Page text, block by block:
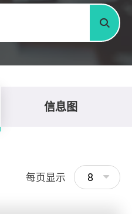
搜寻
信息图
每页显示 8